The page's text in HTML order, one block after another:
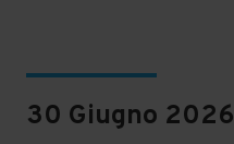
30 Giugno 2026